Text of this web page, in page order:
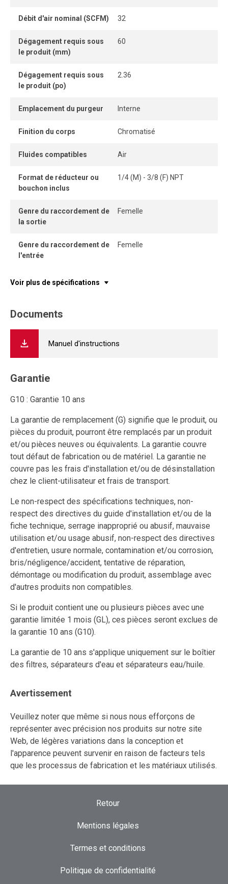
Débit d'air nominal (SCFM) 32
Dégagement requis sous
le produit (mm)
60
Dégagement requis sous
le produit (po)
2.36
Emplacement du purgeur Interne
Finition du corps Chromatisé
Fluides compatibles Air
Format de réducteur ou
bouchon inclus
1/4 (M) - 3/8 (F) NPT
Genre du raccordement de
la sortie
Femelle
Genre du raccordement de
l'entrée
Femelle
Voir plus de spécifications
Documents
Manuel d'instructions
Garantie
G10 : Garantie 10 ans
La garantie de remplacement (G) signifie que le produit, ou
pièces du produit, pourront être remplacés par un produit
et/ou pièces neuves ou équivalents. La garantie couvre
tout défaut de fabrication ou de matériel. La garantie ne
couvre pas les frais d'installation et/ou de désinstallation
chez le client-utilisateur et frais de transport.
Le non-respect des spécifications techniques, non-
respect des directives du guide d'installation et/ou de la
fiche technique, serrage inapproprié ou abusif, mauvaise
utilisation et/ou usage abusif, non-respect des directives
d'entretien, usure normale, contamination et/ou corrosion,
bris/négligence/accident, tentative de réparation,
démontage ou modification du produit, assemblage avec
d'autres produits non compatibles.
Si le produit contient une ou plusieurs pièces avec une
garantie limitée 1 mois (GL), ces pièces seront exclues de
la garantie 10 ans (G10).
La garantie de 10 ans s'applique uniquement sur le boîtier
des filtres, séparateurs d'eau et séparateurs eau/huile.
Avertissement
Veuillez noter que même si nous nous efforçons de
représenter avec précision nos produits sur notre site
Web, de légères variations dans la conception et
l'apparence peuvent survenir en raison de facteurs tels
que les processus de fabrication et les matériaux utilisés.
Retour
Mentions légales
Termes et conditions
Politique de confidentialité